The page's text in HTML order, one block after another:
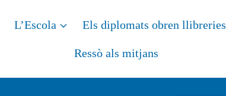
L’Escola Els diplomats obren llibreries
Ressò als mitjans